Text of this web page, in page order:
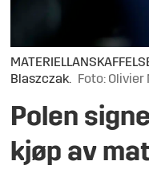
Blaszczak.
Foto: Olivier
Polen
kjøp av